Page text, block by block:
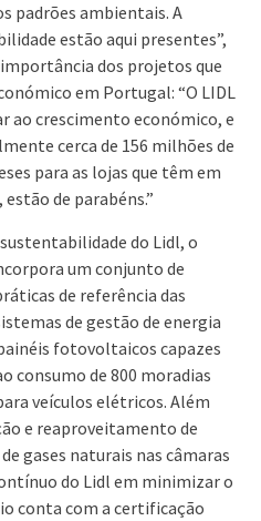
padrões ambientais. A
estão aqui presentes”,
dos projetos que
em Portugal: “O LIDL
ao crescimento económico, e
cerca de 156 milhões de
para as lojas que têm em
de parabéns.”
do Lidl, o
um conjunto de
de referência das
de gestão de energia
fotovoltaicos capazes
consumo de 800 moradias
veículos elétricos. Além
e reaproveitamento de
gases naturais nas câmaras
do Lidl em minimizar o
conta com a certificação